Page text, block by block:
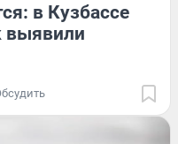
в Кузбассе
выявили